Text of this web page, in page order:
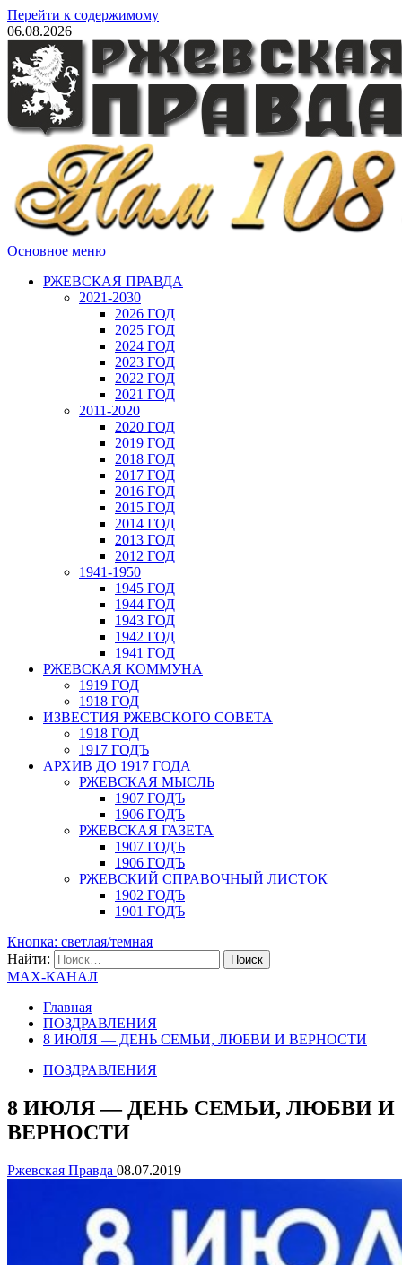
Перейти к содержимому
06.08.2026
Основное меню
РЖЕВСКАЯ ПРАВДА
2021-2030
2026 ГОД
2025 ГОД
2024 ГОД
2023 ГОД
2022 ГОД
2021 ГОД
2011-2020
2020 ГОД
2019 ГОД
2018 ГОД
2017 ГОД
2016 ГОД
2015 ГОД
2014 ГОД
2013 ГОД
2012 ГОД
1941-1950
1945 ГОД
1944 ГОД
1943 ГОД
1942 ГОД
1941 ГОД
РЖЕВСКАЯ КОММУНА
1919 ГОД
1918 ГОД
ИЗВЕСТИЯ РЖЕВСКОГО СОВЕТА
1918 ГОД
1917 ГОДЪ
АРХИВ ДО 1917 ГОДА
РЖЕВСКАЯ МЫСЛЬ
1907 ГОДЪ
1906 ГОДЪ
РЖЕВСКАЯ ГАЗЕТА
1907 ГОДЪ
1906 ГОДЪ
РЖЕВСКИЙ СПРАВОЧНЫЙ ЛИСТОК
1902 ГОДЪ
1901 ГОДЪ
Кнопка: светлая/темная
Найти:
MAX-КАНАЛ
Главная
ПОЗДРАВЛЕНИЯ
8 ИЮЛЯ — ДЕНЬ СЕМЬИ, ЛЮБВИ И ВЕРНОСТИ
ПОЗДРАВЛЕНИЯ
8 ИЮЛЯ — ДЕНЬ СЕМЬИ, ЛЮБВИ И
ВЕРНОСТИ
Ржевская Правда 08.07.2019